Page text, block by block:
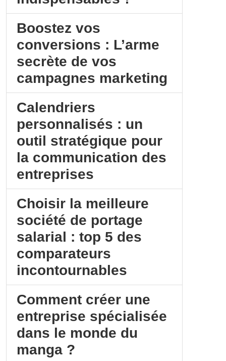
Boostez vos
conversions : L’arme
secrète de vos
campagnes marketing
Calendriers
personnalisés : un
outil stratégique pour
la communication des
entreprises
Choisir la meilleure
société de portage
salarial : top 5 des
comparateurs
incontournables
Comment créer une
entreprise spécialisée
dans le monde du
manga ?